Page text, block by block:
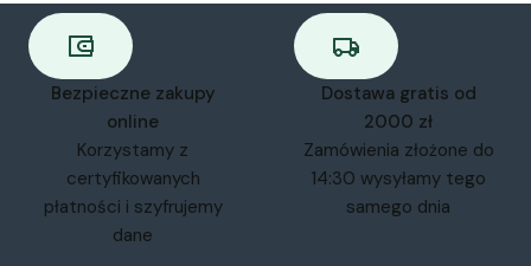
Bezpieczne zakupy
online
Korzystamy z
certyfikowanych
płatności i szyfrujemy
dane
Dostawa gratis od
2000 zł
Zamówienia złożone do
14:30 wysyłamy tego
samego dnia